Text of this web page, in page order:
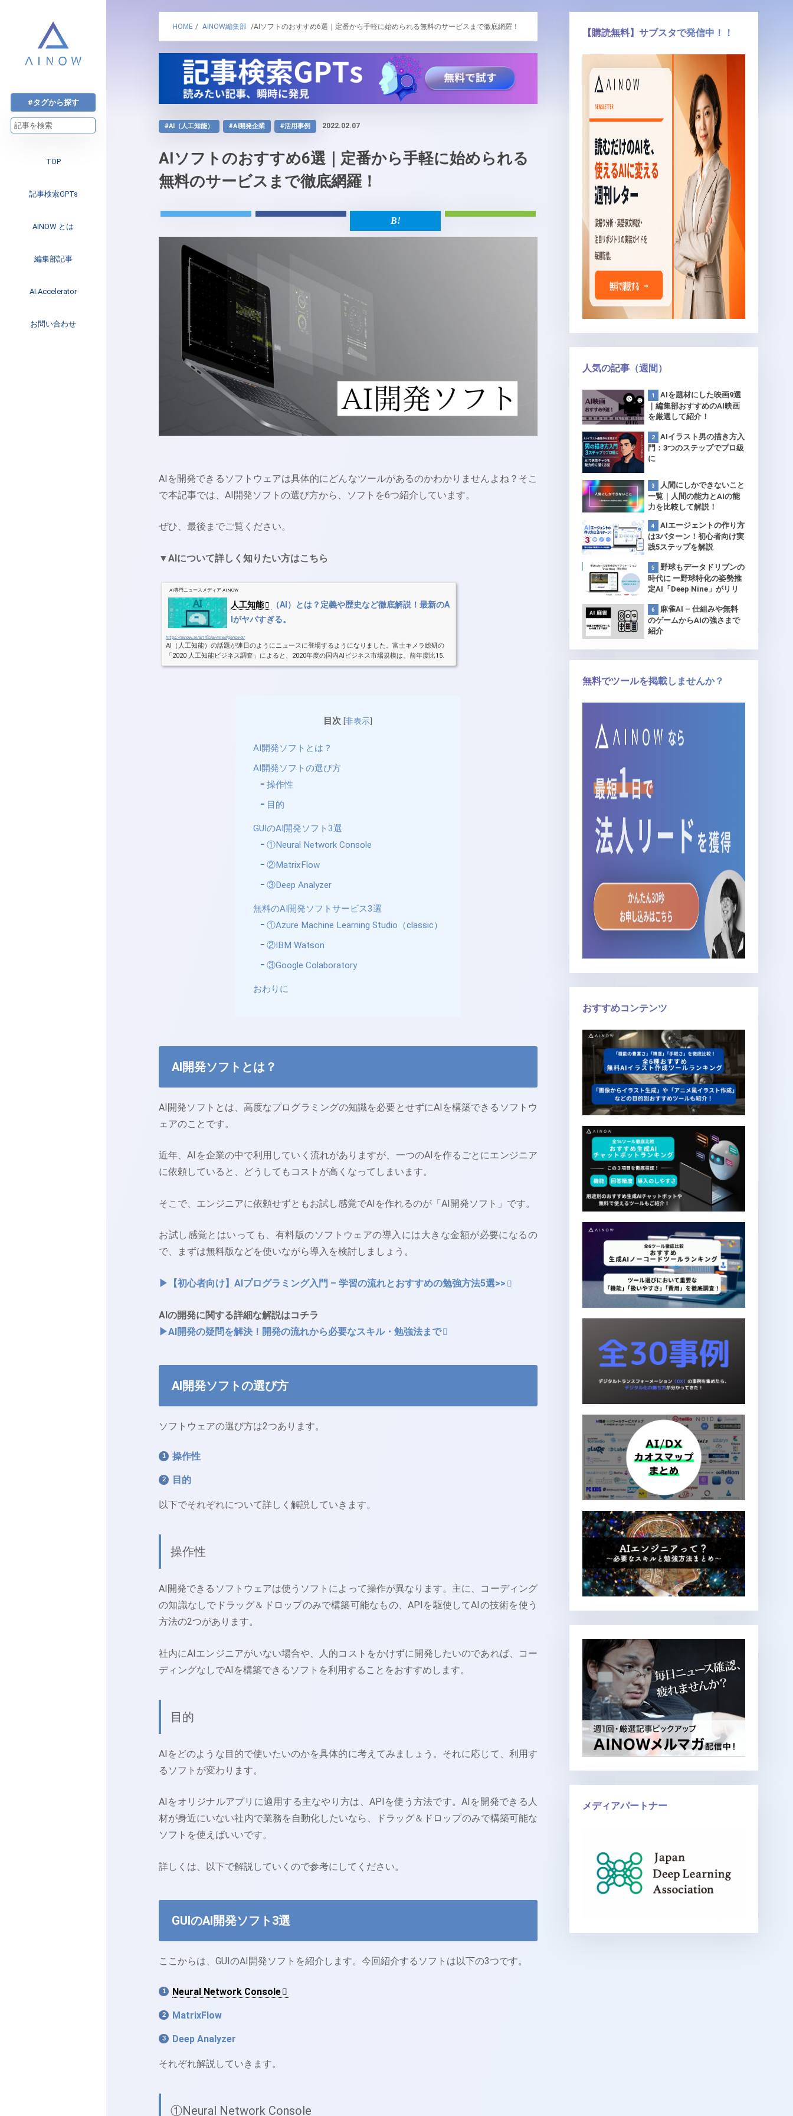
#タグから探す
TOP
記事検索GPTs
AINOW とは
編集部記事
注目のニュース
インタビュー
Web3
AI.Accelerator
AI.Accelerator記事
お問い合わせ
HOME / AINOW編集部 /AIソフトのおすすめ6選｜定番から手軽に始められる無料のサービスまで徹底網羅！
#AI（人工知能） #AI開発企業 #活用事例 2022.02.07
AIソフトのおすすめ6選｜定番から手軽に始められる
無料のサービスまで徹底網羅！
AIを開発できるソフトウェアは具体的にどんなツールがあるのかわかりませんよね？そこ
で本記事では、AI開発ソフトの選び方から、ソフトを6つ紹介しています。
ぜひ、最後までご覧ください。
▼AIについて詳しく知りたい方はこちら
AI専門ニュースメディア AINOW
人工知能
（AI）とは？定義や歴史など徹底解説！最新のA
Iがヤバすぎる。
https://ainow.ai/artificial-intelligence-3/
AI（人工知能）の話題が連日のようにニュースに登場するようになりました。富士キメラ総研の
「2020 人工知能ビジネス調査」によると、2020年度の国内AIビジネス市場規模は、前年度比15.
4％増の1兆1084億円に拡大すると見込まれています。また、2021年度以降はDX（デ...
目次 [非表示]
AI開発ソフトとは？
AI開発ソフトの選び方
操作性
目的
GUIのAI開発ソフト3選
①Neural Network Console
②MatrixFlow
③Deep Analyzer
無料のAI開発ソフトサービス3選
①Azure Machine Learning Studio（classic）
②IBM Watson
③Google Colaboratory
おわりに
AI開発ソフトとは？
AI開発ソフトとは、高度なプログラミングの知識を必要とせずにAIを構築できるソフトウ
ェアのことです。
近年、AIを企業の中で利用していく流れがありますが、一つのAIを作るごとにエンジニア
に依頼していると、どうしてもコストが高くなってしまいます。
そこで、エンジニアに依頼せずともお試し感覚でAIを作れるのが「AI開発ソフト」です。
お試し感覚とはいっても、有料版のソフトウェアの導入には大きな金額が必要になるの
で、まずは無料版などを使いながら導入を検討しましょう。
▶【初心者向け】AIプログラミング入門 – 学習の流れとおすすめの勉強方法5選>>
AIの開発に関する詳細な解説はコチラ
▶AI開発の疑問を解決！開発の流れから必要なスキル・勉強法まで
AI開発ソフトの選び方
ソフトウェアの選び方は2つあります。
操作性
目的
以下でそれぞれについて詳しく解説していきます。
操作性
AI開発できるソフトウェアは使うソフトによって操作が異なります。主に、コーディング
の知識なしでドラッグ＆ドロップのみで構築可能なもの、APIを駆使してAIの技術を使う
方法の2つがあります。
社内にAIエンジニアがいない場合や、人的コストをかけずに開発したいのであれば、コー
ディングなしでAIを構築できるソフトを利用することをおすすめします。
目的
AIをどのような目的で使いたいのかを具体的に考えてみましょう。それに応じて、利用す
るソフトが変わります。
AIをオリジナルアプリに適用する主なやり方は、APIを使う方法です。AIを開発できる人
材が身近にいない社内で業務を自動化したいなら、ドラッグ＆ドロップのみで構築可能な
ソフトを使えばいいです。
詳しくは、以下で解説していくので参考にしてください。
GUIのAI開発ソフト3選
ここからは、GUIのAI開発ソフトを紹介します。今回紹介するソフトは以下の3つです。
Neural Network Console
MatrixFlow
Deep Analyzer
それぞれ解説していきます。
①Neural Network Console
【購読無料】サブスタで発信中！！
人気の記事（週間）
AIを題材にした映画9選
｜編集部おすすめのAI映画
を厳選して紹介！
AIイラスト男の描き方入
門：3つのステップでプロ級
に
人間にしかできないこと
一覧｜人間の能力とAIの能
力を比較して解説！
AIエージェントの作り方
は3パターン！初心者向け実
践5ステップを解説
野球もデータドリブンの
時代に ー野球特化の姿勢推
定AI「Deep Nine」がリリ
入】麻雀AI – 仕組みや無料
のゲームからAIの強さまで
紹介
無料でツールを掲載しませんか？
おすすめコンテンツ
メディアパートナー